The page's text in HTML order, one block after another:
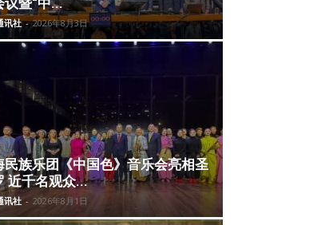
讯社 - 2026年8月3日
民族乐团《中国色》音乐会亮相圣
近千名观众...
讯社 - 2026年8月1日